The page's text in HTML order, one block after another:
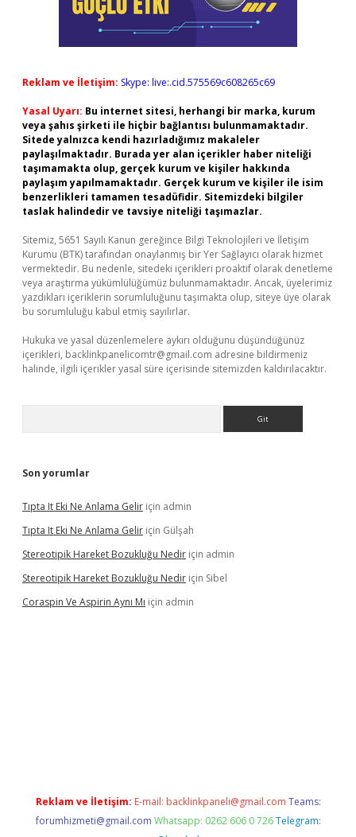
Reklam ve İletişim: Skype: live:.cid.575569c608265c69
Yasal Uyarı: Bu internet sitesi, herhangi bir marka, kurum
veya şahıs şirketi ile hiçbir bağlantısı bulunmamaktadır.
Sitede yalnızca kendi hazırladığımız makaleler
paylaşılmaktadır. Burada yer alan içerikler haber niteliği
taşımamakta olup, gerçek kurum ve kişiler hakkında
paylaşım yapılmamaktadır. Gerçek kurum ve kişiler ile isim
benzerlikleri tamamen tesadüfidir. Sitemizdeki bilgiler
taslak halindedir ve tavsiye niteliği taşımazlar.
Sitemiz, 5651 Sayılı Kanun gereğince Bilgi Teknolojileri ve İletişim
Kurumu (BTK) tarafından onaylanmış bir Yer Sağlayıcı olarak hizmet
vermektedir. Bu nedenle, sitedeki içerikleri proaktif olarak denetleme
veya araştırma yükümlülüğümüz bulunmamaktadır. Ancak, üyelerimiz
yazdıkları içeriklerin sorumluluğunu taşımakta olup, siteye üye olarak
bu sorumluluğu kabul etmiş sayılırlar.
Hukuka ve yasal düzenlemelere aykırı olduğunu düşündüğünüz
içerikleri, backlinkpanelicomtr@gmail.com adresine bildirmeniz
halinde, ilgili içerikler yasal süre içerisinde sitemizden kaldırılacaktır.
Son yorumlar
Tıpta It Eki Ne Anlama Gelir için admin
Tıpta It Eki Ne Anlama Gelir için Gülşah
Stereotipik Hareket Bozukluğu Nedir için admin
Stereotipik Hareket Bozukluğu Nedir için Sibel
Coraspin Ve Aspirin Aynı Mı için admin
Reklam ve İletişim: E-mail: backlinkpaneli@gmail.com Teams:
forumhizmeti@gmail.com Whatsapp: 0262 606 0 726 Telegram: